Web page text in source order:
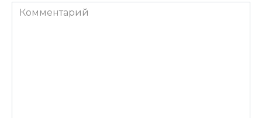
Комментарий